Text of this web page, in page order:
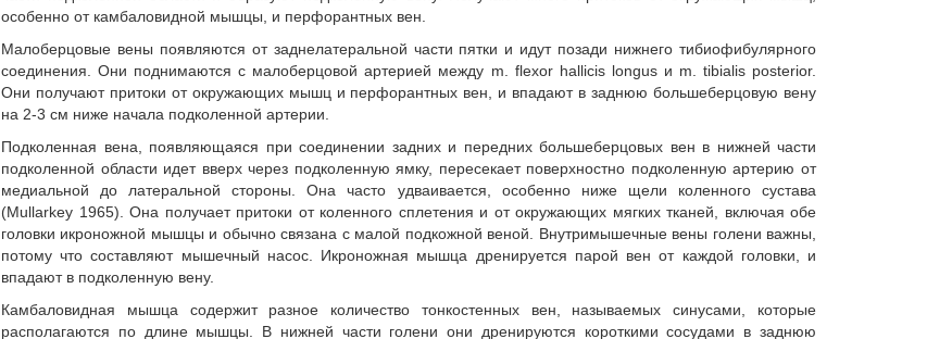
особенно от камбаловидной мышцы, и перфорантных вен.
Малоберцовые вены появляются от заднелатеральной части пятки и идут позади нижнего тибиофибулярного
соединения. Они поднимаются с малоберцовой артерией между m. flexor hallicis longus и m. tibialis posterior.
Они получают притоки от окружающих мышц и перфорантных вен, и впадают в заднюю большеберцовую вену
на 2-3 см ниже начала подколенной артерии.
Подколенная вена, появляющаяся при соединении задних и передних большеберцовых вен в нижней части
подколенной области идет вверх через подколенную ямку, пересекает поверхностно подколенную артерию от
медиальной до латеральной стороны. Она часто удваивается, особенно ниже щели коленного сустава
(Mullarkey 1965). Она получает притоки от коленного сплетения и от окружающих мягких тканей, включая обе
головки икроножной мышцы и обычно связана с малой подкожной веной. Внутримышечные вены голени важны,
потому что составляют мышечный насос. Икроножная мышца дренируется парой вен от каждой головки, и
впадают в подколенную вену.
Камбаловидная мышца содержит разное количество тонкостенных вен, называемых синусами, которые
располагаются по длине мышцы. В нижней части голени они дренируются короткими сосудами в заднюю